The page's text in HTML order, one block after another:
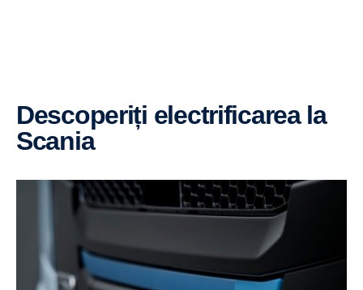
Descoperiți electrificarea la
Scania